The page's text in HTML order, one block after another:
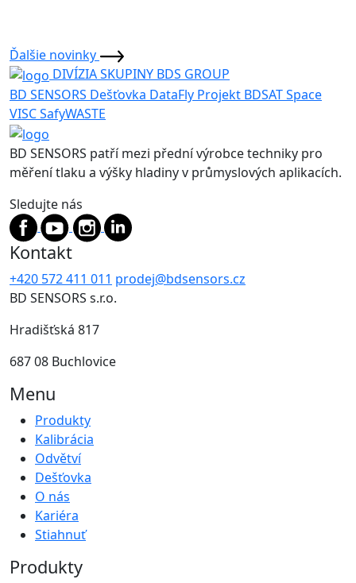
Ďalšie novinky
DIVÍZIA SKUPINY BDS GROUP
BD SENSORS Dešťovka DataFly Projekt BDSATSpace
VISCSafyWASTE
BD SENSORS patří mezi přední výrobce techniky pro
měření tlaku a výšky hladiny v průmyslových aplikacích.
Sledujte nás
Kontakt
+420 572 411 011 prodej@bdsensors.cz
BD SENSORS s.r.o.
Hradišťská 817
687 08 Buchlovice
Menu
Produkty
Kalibrácia
Odvětví
Dešťovka
O nás
Kariéra
Stiahnuť
Produkty